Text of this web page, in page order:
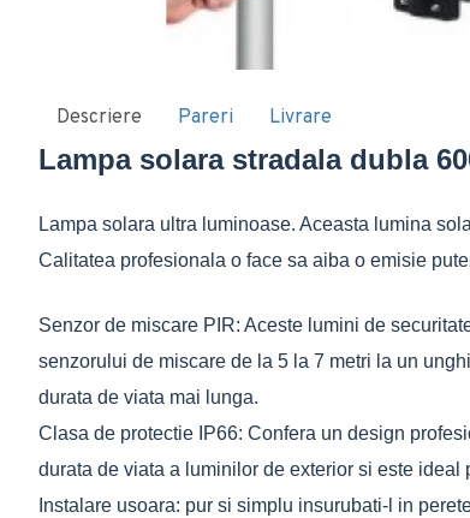
Descriere Pareri Livrare
Lampa solara stradala dubla
Lampa solara ultra luminoase. Aceasta lumina
Calitatea profesionala o face sa aiba o emisie
Senzor de miscare PIR: Aceste lumini de
senzorului de miscare de la 5 la 7 metri la un
durata de viata mai lunga.
Clasa de protectie IP66: Confera un design
durata de viata a luminilor de exterior si este
Instalare usoara: pur si simplu insurubati-l in